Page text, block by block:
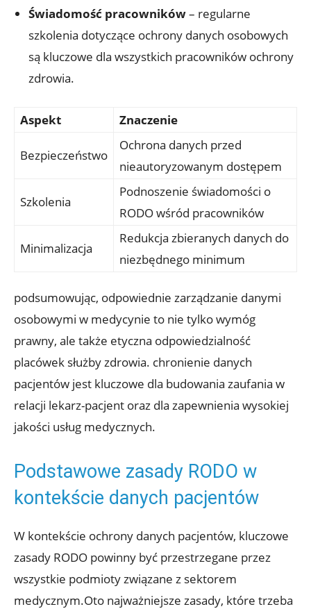
Świadomość pracowników– regularne
szkolenia dotyczące ochrony danych osobowych
są kluczowe dla wszystkich pracowników ochrony
zdrowia.
Aspekt Znaczenie
Bezpieczeństwo
Ochrona danych przed
nieautoryzowanym dostępem
Szkolenia
Podnoszenie świadomości o
RODO wśród pracowników
Minimalizacja
Redukcja zbieranych danych do
niezbędnego minimum
podsumowując, odpowiednie zarządzanie danymi
osobowymi w medycynie to nie tylko wymóg
prawny, ale także etyczna odpowiedzialność
placówek służby zdrowia. chronienie danych
pacjentów jest kluczowe dla budowania zaufania w
relacji lekarz-pacjent oraz dla zapewnienia wysokiej
jakości usług medycznych.
Podstawowe zasady RODO w
kontekście danych pacjentów
W kontekście ochrony danych pacjentów, kluczowe
zasady RODO powinny być przestrzegane przez
wszystkie podmioty związane z sektorem
medycznym.Oto najważniejsze zasady, które trzeba